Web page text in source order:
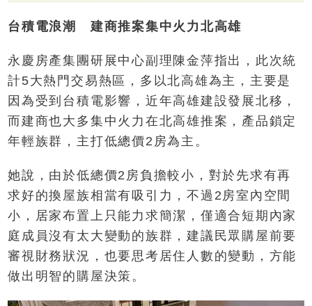
台積電浪潮 建商推案集中火力北高雄
永慶房產集團研展中心副理陳金萍指出，此次統
計5大熱門交易熱區，多以北高雄為主，主要是
因為受到台積電影響，近年高雄建設發展北移，
而建商也大多集中火力在北高雄推案，產品鎖定
年輕族群，主打低總價2房為主。
她說，由於低總價2房負擔較小，對於先求有再
求好的換屋族相當有吸引力，不過2房室內空間
小，居家布置上只能力求簡潔，僅適合短期內家
庭成員沒有太大變動的族群，建議民眾購屋前要
審視財務狀況，也要思考居住人數的變動，方能
做出明智的購屋決策。